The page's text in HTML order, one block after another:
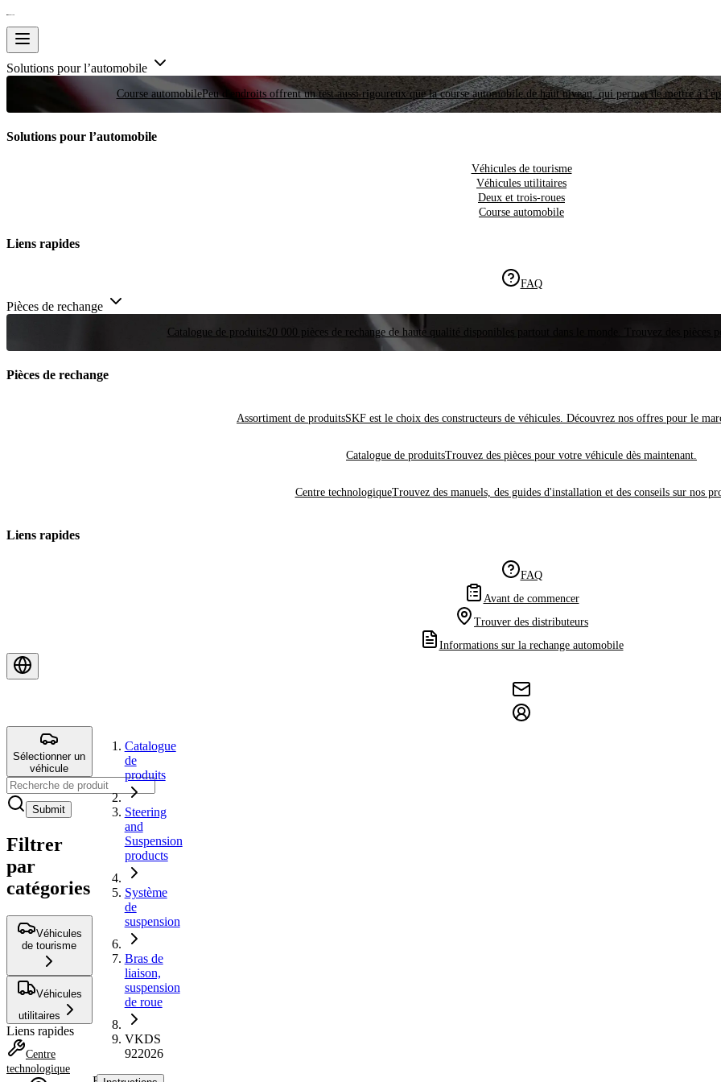
Solutions pour l’automobile
Course automobilePeu d'endroits offrent un test aussi rigoureux que la course automobile de haut niveau, qui permet de mettre à
Solutions pour l’automobile
Véhicules de tourisme
Véhicules utilitaires
Deux et trois-roues
Course automobile
Liens rapides
FAQ
Pièces de rechange
Catalogue de produits20 000 pièces de rechange de haute qualité disponibles partout dans le monde. Trouvez des pièces
Pièces de rechange
Assortiment de produitsSKF est le choix des constructeurs de véhicules. Découvrez nos offres pour le
Catalogue de produitsTrouvez des pièces pour votre véhicule dès maintenant.
Centre technologiqueTrouvez des manuels, des guides d'installation et des conseils sur nos
Liens rapides
FAQ
Avant de commencer
Trouver des distributeurs
Informations sur la rechange automobile
Sélectionner un
véhicule
Submit
Filtrer
par
catégories
Véhicules
de tourisme
Véhicules
utilitaires
Liens rapides
Centre
technologique
Catalogue
de
produits
Steering
and
Suspension
products
Système
de
suspension
Bras de
liaison,
suspension
de roue
VKDS
922026